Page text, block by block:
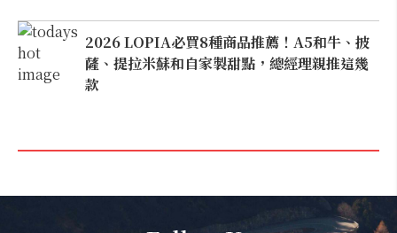
2026 LOPIA必買8種商品推薦！A5和牛、披
薩、提拉米蘇和自家製甜點，總經理親推這幾
款